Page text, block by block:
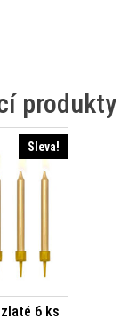
produkty
Sleva!
6 ks